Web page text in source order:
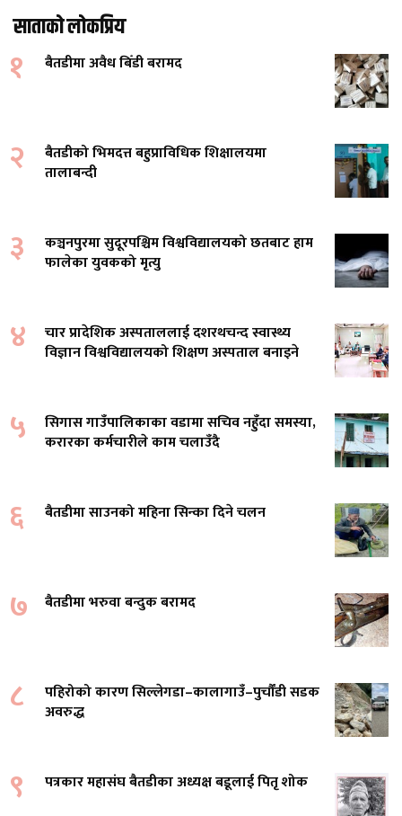
साताको लोकप्रिय
१ बैतडीमा अवैध बिँडी बरामद
२
बैतडीको भिमदत्त बहुप्राविधिक शिक्षालयमा
तालाबन्दी
३
कञ्चनपुरमा सुदूरपश्चिम विश्वविद्यालयको छतबाट हाम
फालेका युवकको मृत्यु
४
चार प्रादेशिक अस्पताललाई दशरथचन्द स्वास्थ्य
विज्ञान विश्वविद्यालयको शिक्षण अस्पताल बनाइने
५
सिगास गाउँपालिकाका वडामा सचिव नहुँदा समस्या,
करारका कर्मचारीले काम चलाउँदै
६ बैतडीमा साउनको महिना सिन्का दिने चलन
७ बैतडीमा भरुवा बन्दुक बरामद
८
पहिरोको कारण सिल्लेगडा–कालागाउँ–पुर्चौंडी सडक
अवरुद्ध
९ पत्रकार महासंघ बैतडीका अध्यक्ष बडूलाई पितृ शोक